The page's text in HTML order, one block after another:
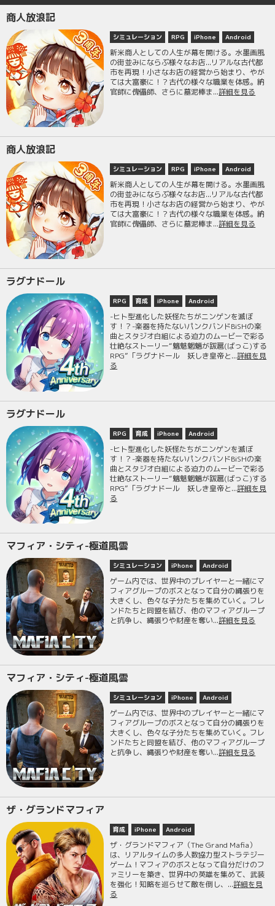
商人放浪記
シミュレーション RPG iPhone Android
新米商人としての人生が幕を開ける。水墨画風
の街並みにならぶ様々なお店...リアルな古代都
市を再現！小さなお店の経営から始まり、やが
ては大富豪に！？古代の様々な職業を体感。納
官師に傀儡師、さらに墓泥棒ま...詳細を見る
商人放浪記
シミュレーション RPG iPhone Android
新米商人としての人生が幕を開ける。水墨画風
の街並みにならぶ様々なお店...リアルな古代都
市を再現！小さなお店の経営から始まり、やが
ては大富豪に！？古代の様々な職業を体感。納
官師に傀儡師、さらに墓泥棒ま...詳細を見る
ラグナドール
RPG 育成 iPhone Android
-ヒト型進化した妖怪たちがニンゲンを滅ぼ
す！？-楽器を持たないパンクバンドBiSHの楽
曲とスタジオ白組による迫力のムービーで彩る
壮絶なストーリー“魑魅魍魎が跋扈(ばっこ)する
RPG”「ラグナドール 妖しき皇帝と...詳細を見
る
ラグナドール
RPG 育成 iPhone Android
-ヒト型進化した妖怪たちがニンゲンを滅ぼ
す！？-楽器を持たないパンクバンドBiSHの楽
曲とスタジオ白組による迫力のムービーで彩る
壮絶なストーリー“魑魅魍魎が跋扈(ばっこ)する
RPG”「ラグナドール 妖しき皇帝と...詳細を見
る
マフィア・シティ-極道風雲
シミュレーション iPhone Android
ゲーム内では、世界中のプレイヤーと一緒にマ
フィアグループのボスとなって自分の縄張りを
大きくし、色々な子分たちを集めていく。フレ
ンドたちと同盟を結び、他のマフィアグループ
と抗争し、縄張りや財産を奪い...詳細を見る
マフィア・シティ-極道風雲
シミュレーション iPhone Android
ゲーム内では、世界中のプレイヤーと一緒にマ
フィアグループのボスとなって自分の縄張りを
大きくし、色々な子分たちを集めていく。フレ
ンドたちと同盟を結び、他のマフィアグループ
と抗争し、縄張りや財産を奪い...詳細を見る
ザ・グランドマフィア
育成 iPhone Android
ザ・グランドマフィア（The Grand Mafia）
は、リアルタイムの多人数協力型ストラテジー
ゲーム！マフィアのボスとなって自分だけのフ
ァミリーを築き、世界中の英雄を集めて、武装
を強化！知略を巡らせて敵を倒し、...詳細を見
る